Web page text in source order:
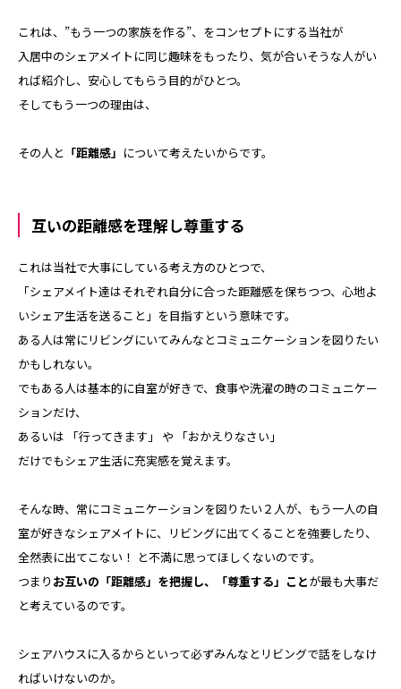
これは、”もう一つの家族を作る”、をコンセプトにする当社が
入居中のシェアメイトに同じ趣味をもったり、気が合いそうな人がい
れば紹介し、安心してもらう目的がひとつ。
そしてもう一つの理由は、
その人と 「距離感」 について考えたいからです。
互いの距離感を理解し尊重する
これは当社で大事にしている考え方のひとつで、
「シェアメイト達はそれぞれ自分に合った距離感を保ちつつ、心地よ
いシェア生活を送ること」を目指すという意味です。
ある人は常にリビングにいてみんなとコミュニケーションを図りたい
かもしれない。
でもある人は基本的に自室が好きで、食事や洗濯の時のコミュニケー
ションだけ、
あるいは 「行ってきます」 や 「おかえりなさい」
だけでもシェア生活に充実感を覚えます。
そんな時、常にコミュニケーションを図りたい２人が、もう一人の自
室が好きなシェアメイトに、リビングに出てくることを強要したり、
全然表に出てこない！ と不満に思ってほしくないのです。
つまり お互いの「距離感」を把握し、「尊重する」ことが最も大事だ
と考えているのです。
シェアハウスに入るからといって必ずみんなとリビングで話をしなけ
ればいけないのか。